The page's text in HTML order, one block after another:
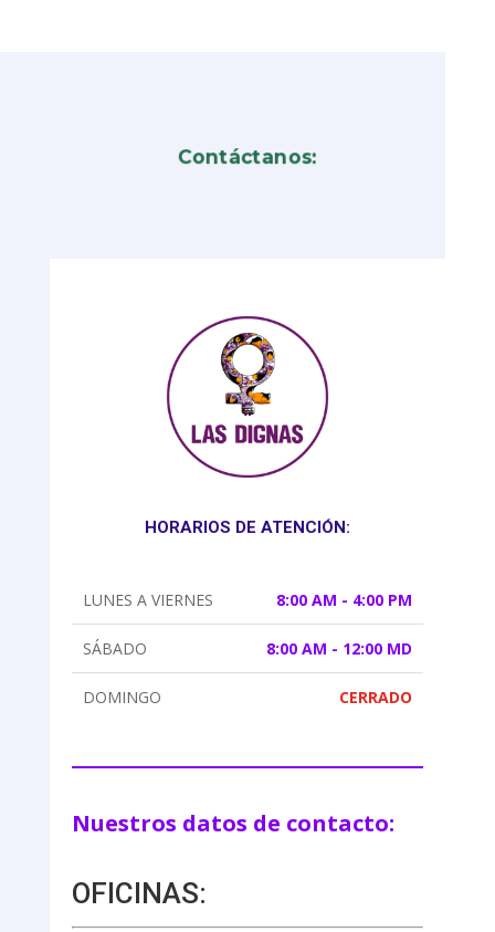
Contáctanos:
HORARIOS DE ATENCIÓN:
LUNES A VIERNES 8:00 AM - 4:00 PM
SÁBADO 8:00 AM - 12:00 MD
DOMINGO CERRADO
Nuestros datos de contacto:
OFICINAS: